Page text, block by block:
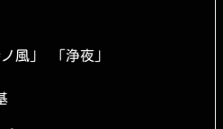
風」 「浄夜」